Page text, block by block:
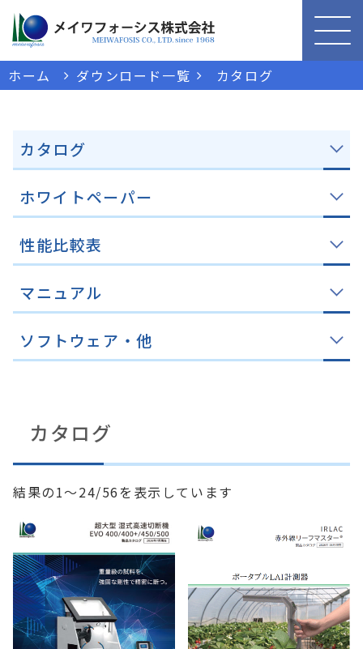
ホーム ダウンロード一覧 カタログ
カタログ
ホワイトペーパー
性能比較表
マニュアル
ソフトウェア・他
カタログ
結果の1～24/56を表示しています